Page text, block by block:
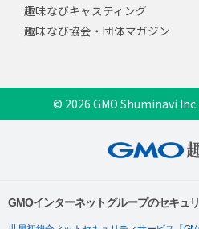
趣味なびキャスティング
趣味なび協会・団体マガジン
© 2026 GMO Shuminavi